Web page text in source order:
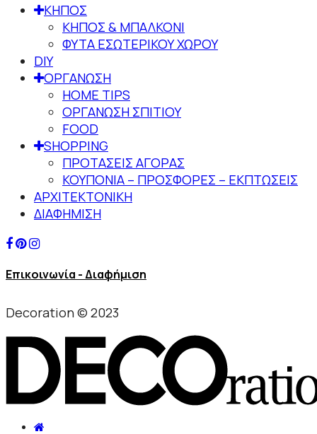
ΚΗΠΟΣ
ΚΗΠΟΣ & ΜΠΑΛΚΟΝΙ
ΦΥΤΑ ΕΣΩΤΕΡΙΚΟΥ ΧΩΡΟΥ
DIY
ΟΡΓΑΝΩΣΗ
HOME TIPS
ΟΡΓΑΝΩΣΗ ΣΠΙΤΙΟΥ
FOOD
SHOPPING
ΠΡΟΤΑΣΕΙΣ ΑΓΟΡΑΣ
ΚΟΥΠΟΝΙΑ – ΠΡΟΣΦΟΡΕΣ – ΕΚΠΤΩΣΕΙΣ
ΑΡΧΙΤΕΚΤΟΝΙΚΗ
ΔΙΑΦΗΜΙΣΗ
Επικοινωνία - Διαφήμιση
Decoration © 2023